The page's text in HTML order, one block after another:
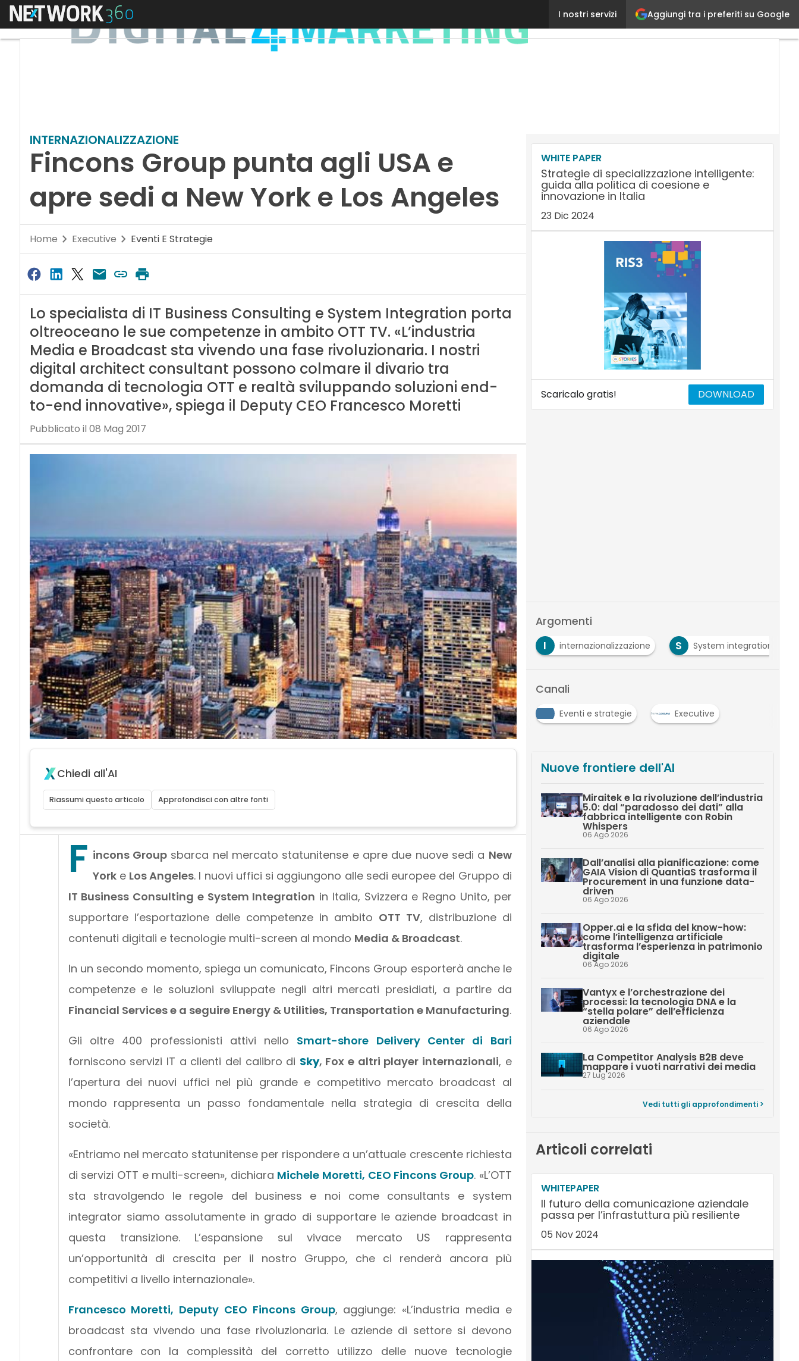
Aggiungi tra i preferiti su Google
I nostri servizi
Menu Fincons Group punta agli USA e apre sedi a New
INTERNAZIONALIZZAZIONE
Fincons Group punta agli USA e
apre sedi a New York e Los Angeles
Home Executive Eventi E Strategie
Lo specialista di IT Business Consulting e System Integration porta
oltreoceano le sue competenze in ambito OTT TV. «L’industria
Media e Broadcast sta vivendo una fase rivoluzionaria. I nostri
digital architect consultant possono colmare il divario tra
domanda di tecnologia OTT e realtà sviluppando soluzioni end-
to-end innovative», spiega il Deputy CEO Francesco Moretti
Pubblicato il 08 Mag 2017
Chiedi all'AI
Riassumi questo articolo Approfondisci con altre fonti
F incons Groupsbarca nel mercato statunitense e apre due nuove sedi a New
Yorke Los Angeles. I nuovi uffici si aggiungono alle sedi europee del Gruppo di
IT Business Consulting e System Integration in Italia, Svizzera e Regno Unito, per
supportare l’esportazione delle competenze in ambito OTT TV, distribuzione di
contenuti digitali e tecnologie multi-screen al mondo Media & Broadcast.
In un secondo momento, spiega un comunicato, Fincons Group esporterà anche le
competenze e le soluzioni sviluppate negli altri mercati presidiati, a partire da
Financial Services e a seguire Energy & Utilities, Transportation e Manufacturing.
Gli oltre 400 professionisti attivi nello Smart-shore Delivery Center di Bari
forniscono servizi IT a clienti del calibro di Sky, Fox e altri player internazionali, e
l’apertura dei nuovi uffici nel più grande e competitivo mercato broadcast al
mondo rappresenta un passo fondamentale nella strategia di crescita della
società.
«Entriamo nel mercato statunitense per rispondere a un’attuale crescente richiesta
di servizi OTT e multi-screen», dichiara Michele Moretti, CEO Fincons Group. «L’OTT
sta stravolgendo le regole del business e noi come consultants e system
integrator siamo assolutamente in grado di supportare le aziende broadcast in
questa transizione. L’espansione sul vivace mercato US rappresenta
un’opportunità di crescita per il nostro Gruppo, che ci renderà ancora più
competitivi a livello internazionale».
Francesco Moretti, Deputy CEO Fincons Group, aggiunge: «L’industria media e
broadcast sta vivendo una fase rivoluzionaria. Le aziende di settore si devono
confrontare con la complessità del corretto utilizzo delle nuove tecnologie
WHITE PAPER
Strategie di specializzazione intelligente:
guida alla politica di coesione e
innovazione in Italia
23 Dic 2024
Scaricalo gratis! DOWNLOAD
Argomenti
F
FINCONS GROUP I internazionalizzazione S System integration
Canali
Eventi e strategie
Executive
Nuove frontiere dell'AI
Miraitek e la rivoluzione dell’industria
5.0: dal “paradosso dei dati” alla
fabbrica intelligente con Robin
Whispers
06 Ago 2026
Dall’analisi alla pianificazione: come
GAIA Vision di QuantiaS trasforma il
Procurement in una funzione data-
driven
06 Ago 2026
Opper.ai e la sfida del know-how:
come l’intelligenza artificiale
trasforma l’esperienza in patrimonio
digitale
06 Ago 2026
Vantyx e l’orchestrazione dei
processi: la tecnologia DNA e la
“stella polare” dell’efficienza
aziendale
06 Ago 2026
La Competitor Analysis B2B deve
mappare i vuoti narrativi dei media
27 Lug 2026
Vedi tutti gli approfondimenti >
Articoli correlati
WHITEPAPER
Il futuro della comunicazione aziendale
passa per l’infrastuttura più resiliente
05 Nov 2024